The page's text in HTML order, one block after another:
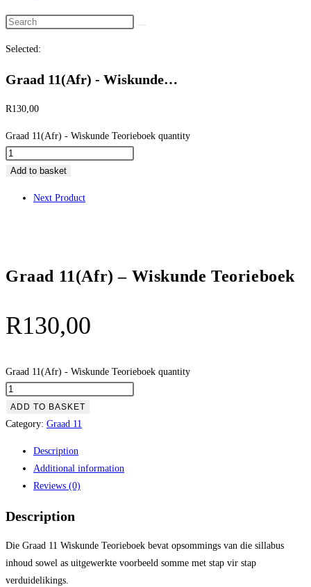
Selected:
Graad 11(Afr) - Wiskunde…
R130,00
Graad 11(Afr) - Wiskunde Teorieboek quantity
Add to basket
Next Product
Graad 11(Afr) – Wiskunde Teorieboek
R130,00
Graad 11(Afr) - Wiskunde Teorieboek quantity
ADD TO BASKET
Category: Graad 11
Description
Additional information
Reviews (0)
Description
Die Graad 11 Wiskunde Teorieboek bevat opsommings van die sillabus
inhoud sowel as uitgewerkte voorbeeld somme met stap vir stap
verduidelikings.